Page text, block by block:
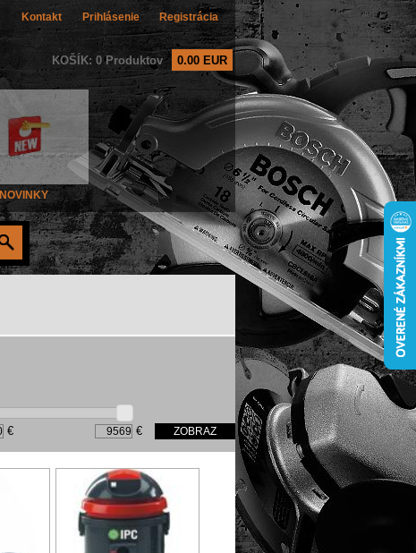
Kontakt Prihlásenie Registrácia
KOŠÍK: 0 Produktov 0.00 EUR
NOVINKY
€ €